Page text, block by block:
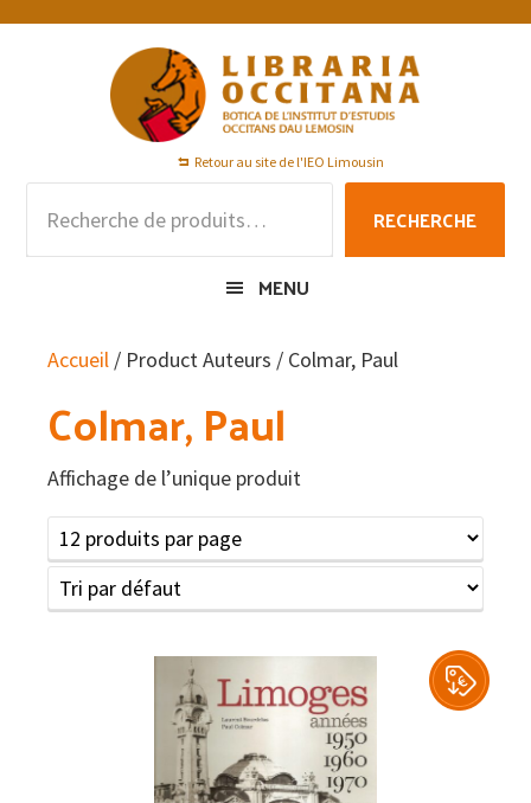
Passer
Passer
Passer
Retour au site de l'IEO Limousin
pour :
RECHERCHE
MENU
Accueil / Product Auteurs / Colmar, Paul
Colmar, Paul
Affichage de l’unique produit